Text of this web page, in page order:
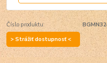
Číslo produktu:
> Strážiť dostupnosť <